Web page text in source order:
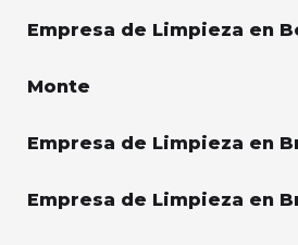
Empresa de Limpieza en
Monte
Empresa de Limpieza en
Empresa de Limpieza en